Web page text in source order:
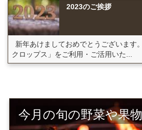
2023のご挨拶
新年あけましておめでとうございます
クロップス」をご利用・ご活用いた...
今月の旬の野菜や果